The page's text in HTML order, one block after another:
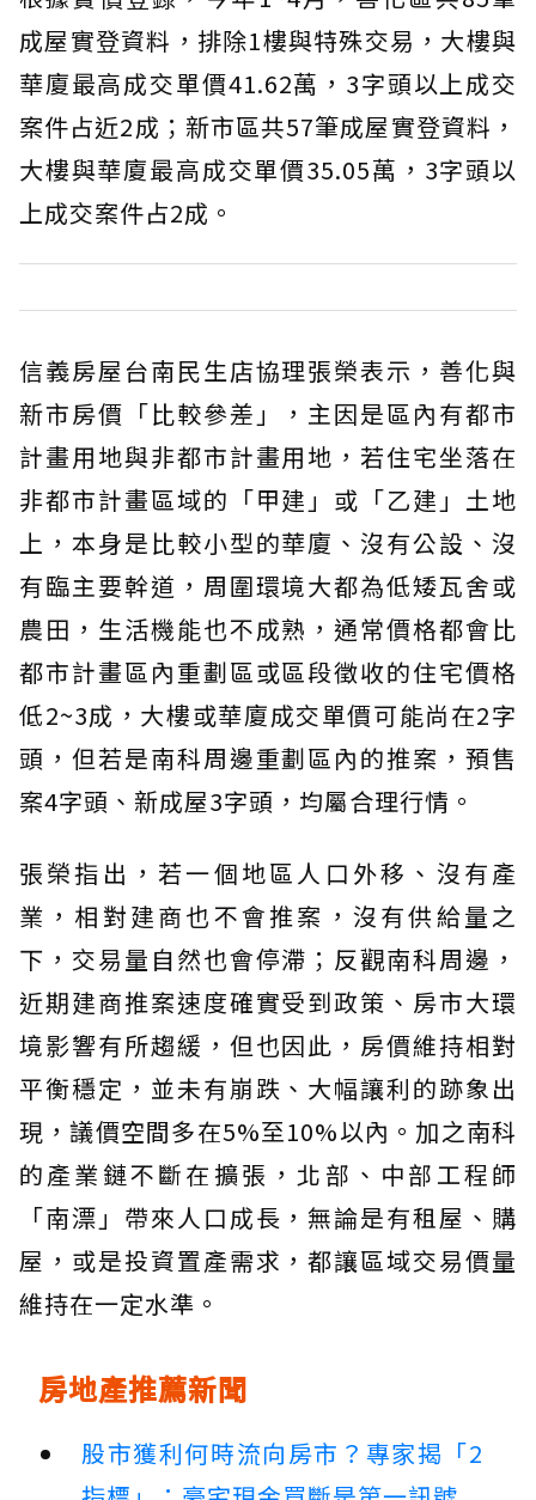
成屋實登資料，排除1樓與特殊交易，大樓與
華廈最高成交單價41.62萬，3字頭以上成交
案件占近2成；新市區共57筆成屋實登資料，
大樓與華廈最高成交單價35.05萬，3字頭以
上成交案件占2成。
信義房屋台南民生店協理張榮表示，善化與
新市房價「比較參差」，主因是區內有都市
計畫用地與非都市計畫用地，若住宅坐落在
非都市計畫區域的「甲建」或「乙建」土地
上，本身是比較小型的華廈、沒有公設、沒
有臨主要幹道，周圍環境大都為低矮瓦舍或
農田，生活機能也不成熟，通常價格都會比
都市計畫區內重劃區或區段徵收的住宅價格
低2~3成，大樓或華廈成交單價可能尚在2字
頭，但若是南科周邊重劃區內的推案，預售
案4字頭、新成屋3字頭，均屬合理行情。
張榮指出，若一個地區人口外移、沒有產
業，相對建商也不會推案，沒有供給量之
下，交易量自然也會停滯；反觀南科周邊，
近期建商推案速度確實受到政策、房市大環
境影響有所趨緩，但也因此，房價維持相對
平衡穩定，並未有崩跌、大幅讓利的跡象出
現，議價空間多在5%至10%以內。加之南科
的產業鏈不斷在擴張，北部、中部工程師
「南漂」帶來人口成長，無論是有租屋、購
屋，或是投資置產需求，都讓區域交易價量
維持在一定水準。
房地產推薦新聞
股市獲利何時流向房市？專家揭「2